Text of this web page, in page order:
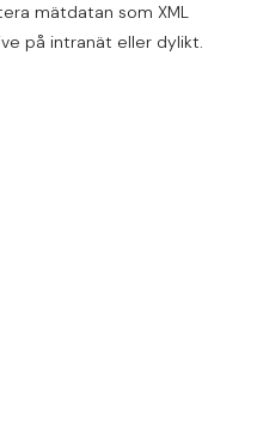
mätdatan som XML
på intranät eller dylikt.